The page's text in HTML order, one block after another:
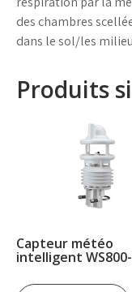
des chambres
dans le sol/les
Produits
Capteur météo
intelligent